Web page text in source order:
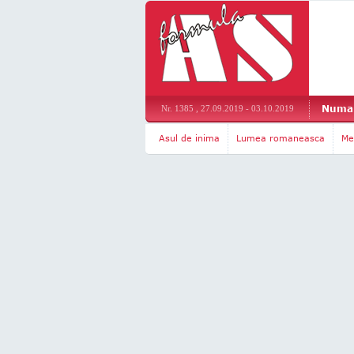
Nr. 1385 , 27.09.2019 - 03.10.2019
Asul de inima Lumea romaneasca